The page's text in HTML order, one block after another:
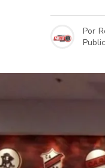
Por